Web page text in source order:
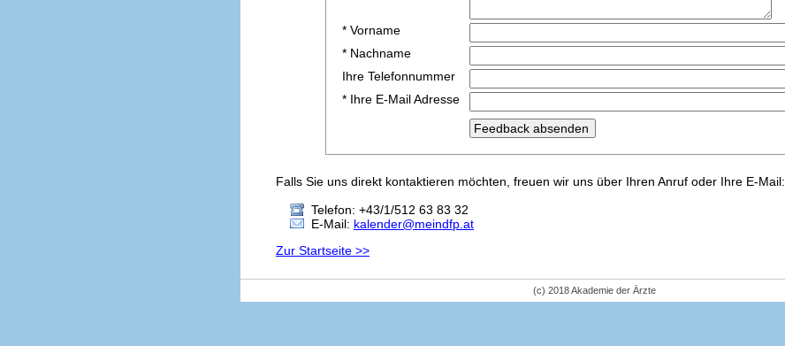
* Vorname
* Nachname
Ihre Telefonnummer
* Ihre E-Mail Adresse
Falls Sie uns direkt kontaktieren möchten, freuen wir uns über Ihren Anruf oder Ihre E-Mail:
Telefon: +43/1/512 63 83 32
E-Mail: kalender@meindfp.at
Zur Startseite >>
(c) 2018 Akademie der Ärzte